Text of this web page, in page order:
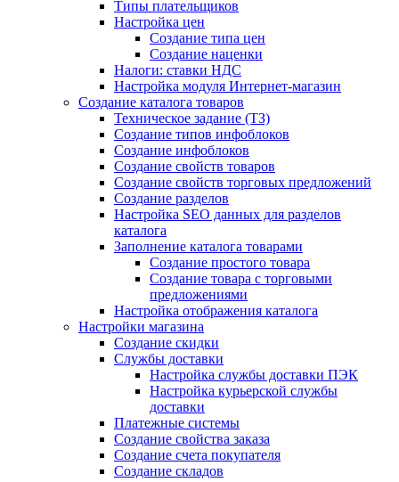
Типы плательщиков
Настройка цен
Создание типа цен
Создание наценки
Налоги: ставки НДС
Настройка модуля Интернет-магазин
Создание каталога товаров
Техническое задание (ТЗ)
Создание типов инфоблоков
Создание инфоблоков
Создание свойств товаров
Создание свойств торговых предложений
Создание разделов
Настройка SEO данных для разделов
каталога
Заполнение каталога товарами
Создание простого товара
Создание товара с торговыми
предложениями
Настройка отображения каталога
Настройки магазина
Создание скидки
Службы доставки
Настройка службы доставки ПЭК
Настройка курьерской службы
доставки
Платежные системы
Создание свойства заказа
Создание счета покупателя
Создание складов